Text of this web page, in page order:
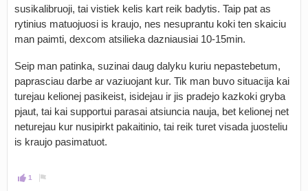
susikalibruoji, tai vistiek kelis kart reik badytis. Taip pat as
rytinius matuojuosi is kraujo, nes nesuprantu koki ten skaiciu
man paimti, dexcom atsilieka dazniausiai 10-15min.
Seip man patinka, suzinai daug dalyku kuriu nepastebetum,
paprasciau darbe ar vaziuojant kur. Tik man buvo situacija kai
turejau kelionej pasikeist, isidejau ir jis pradejo kazkoki gryba
pjaut, tai kai supportui parasai atsiuncia nauja, bet kelionej net
neturejau kur nusipirkt pakaitinio, tai reik turet visada juosteliu
is kraujo pasimatuot.
1